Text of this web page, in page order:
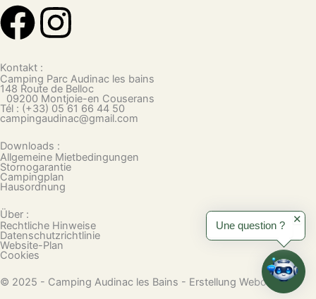
F
a
c
e
b
o
o
k
I
s
t
a
g
r
a
Kontakt :
Camping Parc Audinac les bains
148 Route de Belloc
09200 Montjoie-en Couserans
Tél : (+33) 05 61 66 44 50
campingaudinac@gmail.com
Downloads :
Allgemeine Mietbedingungen
Stornogarantie
Campingplan
Hausordnung
Über :
Rechtliche Hinweise
Datenschutzrichtlinie
Website-Plan
Cookies
© 2025 - Camping Audinac les Bains - Erstellung Webo
Une question ?
✕